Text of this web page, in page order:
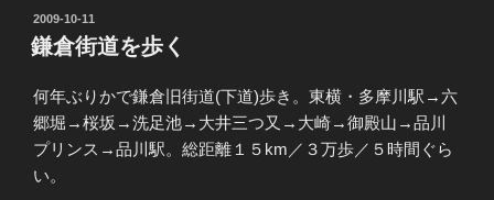
投
稿
日:
2009-10-11
鎌倉街道を歩く
何年ぶりかで鎌倉旧街道(下道)歩き。東横・多摩川駅→六
郷堀→桜坂→洗足池→大井三つ又→大崎→御殿山→品川
プリンス→品川駅。総距離１５km／３万歩／５時間ぐら
い。